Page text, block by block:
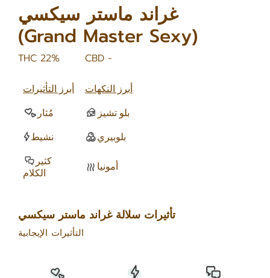
غراند ماستر سيكسي
(Grand Master Sexy)
THC 22% CBD -
أبرز التأثيرات
أبرز النكهات
مُثار
بلو تشيز
نشيط
بلوبيري
كثير
الكلام
أمونيا
تأثيرات سلالة غراند ماستر سيكسي
التأثيرات الإيجابية